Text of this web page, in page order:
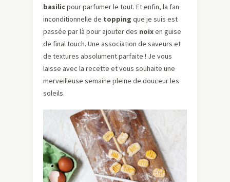
basilicpour parfumer le tout. Et enfin, la fan
inconditionnelle de topping que je suis est
passée par là pour ajouter des noixen guise
de final touch. Une association de saveurs et
de textures absolument parfaite ! Je vous
laisse avec la recette et vous souhaite une
merveilleuse semaine pleine de douceur les
soleils.